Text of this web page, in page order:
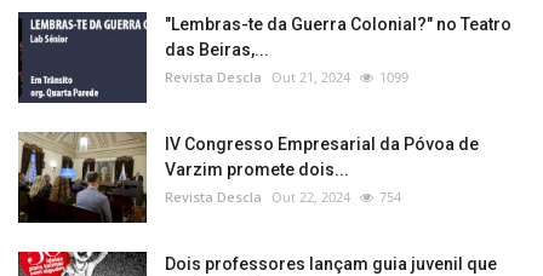
"Lembras-te da Guerra Colonial?" no Teatro
das Beiras,...
Revista Descla Out 21, 2024 1099
IV Congresso Empresarial da Póvoa de
Varzim promete dois...
Revista Descla Out 22, 2024 754
Dois professores lançam guia juvenil que